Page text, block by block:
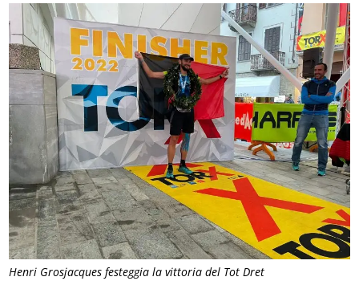
Henri Grosjacques festeggia la vittoria del Tot Dret